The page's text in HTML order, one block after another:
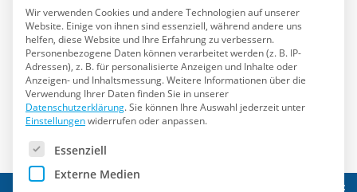
Wir verwenden Cookies und andere Technologien auf unserer
Website. Einige von ihnen sind essenziell, während andere uns
helfen, diese Website und Ihre Erfahrung zu verbessern.
Personenbezogene Daten können verarbeitet werden (z. B. IP-
Adressen), z. B. für personalisierte Anzeigen und Inhalte oder
Anzeigen- und Inhaltsmessung.Weitere Informationen über die
Verwendung Ihrer Daten finden Sie in unserer
Datenschutzerklärung.Sie können Ihre Auswahl jederzeit unter
Einstellungenwiderrufen oder anpassen.
Es folgt eine Liste der Service-Gruppen, für die eine
Essenziell
Externe Medien